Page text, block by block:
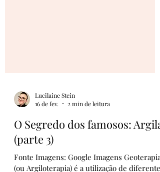
Lucilaine Stein
16 de fev.
2 min de leitura
O Segredo dos famosos: Argila
(parte 3)